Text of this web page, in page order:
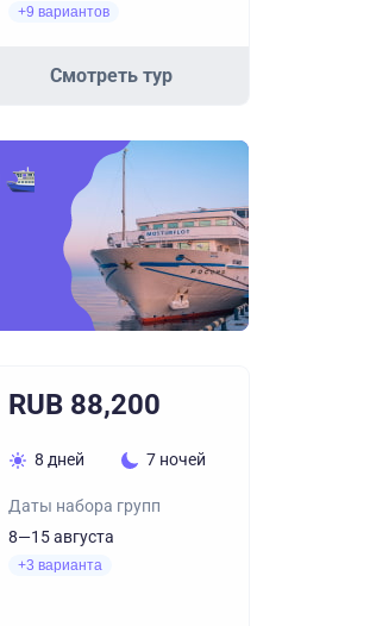
+9 вариантов
Смотреть тур
RUB 88,200
8 дней 7 ночей
Даты набора групп
8—15 августа
+3 варианта